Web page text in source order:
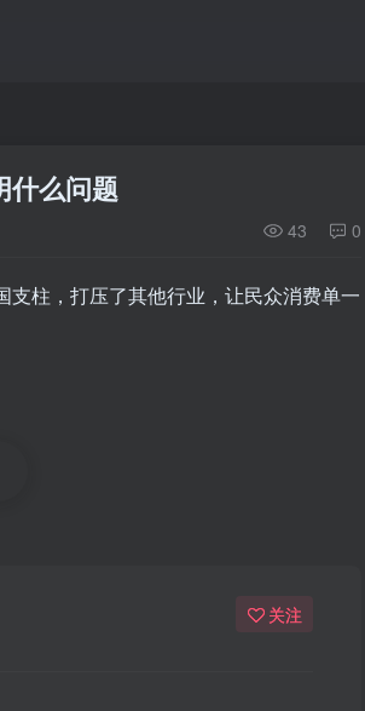
什么问题
43 0
柱，打压了其他行业，让民众消费单一
关注